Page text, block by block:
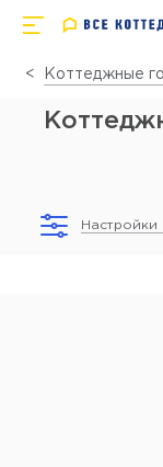
Коттеджные
Настройки